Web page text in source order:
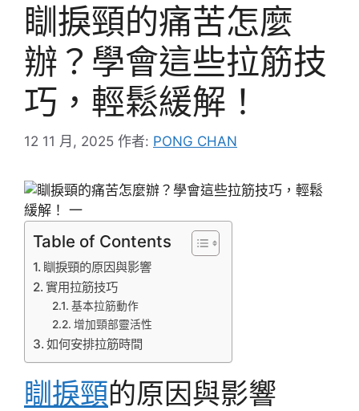
瞓捩頸的痛苦怎麼
辦？學會這些拉筋技
巧，輕鬆緩解！
12 11 月, 2025 作者: PONG CHAN
Table of Contents
瞓捩頸的原因與影響
實用拉筋技巧
基本拉筋動作
增加頸部靈活性
如何安排拉筋時間
瞓捩頸的原因與影響